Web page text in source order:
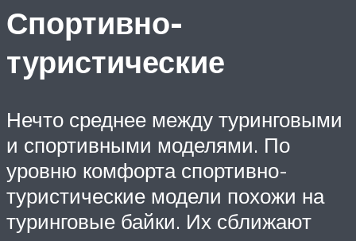
Спортивно-
туристические
Нечто среднее между туринговыми
и спортивными моделями. По
уровню комфорта спортивно-
туристические модели похожи на
туринговые байки. Их сближают